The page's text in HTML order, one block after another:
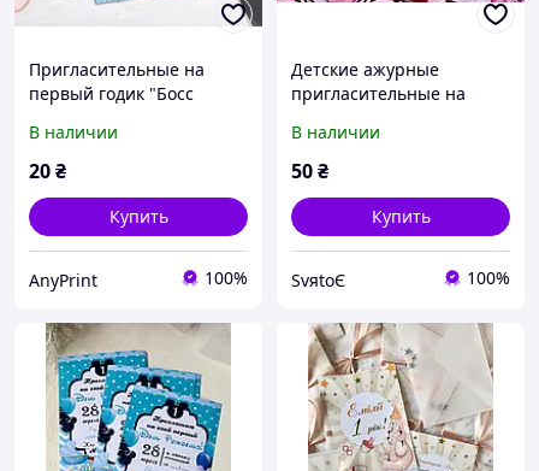
Пригласительные на
первый годик "Босс
В наличии
20₴
Купить
AnyPrint 100%
Детские ажурные
пригласительные на
годик ручной работы
В наличии
50₴
Купить
SvяtoЄ 100%